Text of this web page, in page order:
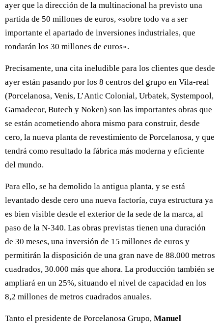
ayer que la dirección de la multinacional ha previsto una
partida de 50 millones de euros, «sobre todo va a ser
importante el apartado de inversiones industriales, que
rondarán los 30 millones de euros».
Precisamente, una cita ineludible para los clientes que desde
ayer están pasando por los 8 centros del grupo en Vila-real
(Porcelanosa, Venis, L’Antic Colonial, Urbatek, Systempool,
Gamadecor, Butech y Noken) son las importantes obras que
se están acometiendo ahora mismo para construir, desde
cero, la nueva planta de revestimiento de Porcelanosa, y que
tendrá como resultado la fábrica más moderna y eficiente
del mundo.
Para ello, se ha demolido la antigua planta, y se está
levantado desde cero una nueva factoría, cuya estructura ya
es bien visible desde el exterior de la sede de la marca, al
paso de la N-340. Las obras previstas tienen una duración
de 30 meses, una inversión de 15 millones de euros y
permitirán la disposición de una gran nave de 88.000 metros
cuadrados, 30.000 más que ahora. La producción también se
ampliará en un 25%, situando el nivel de capacidad en los
8,2 millones de metros cuadrados anuales.
Tanto el presidente de Porcelanosa Grupo, Manuel